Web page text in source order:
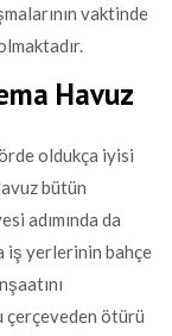
vaktinde
Havuz
oldukça iyisi
bütün
adımında da
iş yerlerinin bahçe
çerçeveden ötürü